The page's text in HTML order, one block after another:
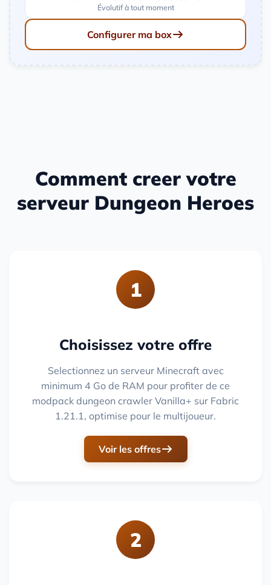
Évolutif à tout moment
Configurer ma box
Comment creer votre
serveur Dungeon Heroes
1
Choisissez votre offre
Selectionnez un serveur Minecraft avec
minimum 4 Go de RAM pour profiter de ce
modpack dungeon crawler Vanilla+ sur Fabric
1.21.1, optimise pour le multijoueur.
Voir les offres
2